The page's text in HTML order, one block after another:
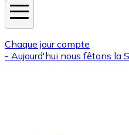
Chaque jour compte
- Aujourd'hui nous fêtons la